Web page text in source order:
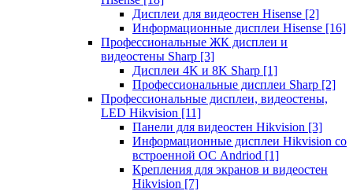
Дисплеи для видеостен Hisense [2]
Информационные дисплеи Hisense [16]
Профессиональные ЖК дисплеи и
видеостены Sharp [3]
Дисплеи 4K и 8K Sharp [1]
Профессиональные дисплеи Sharp [2]
Профессиональные дисплеи, видеостены,
LED Hikvision [11]
Панели для видеостен Hikvision [3]
Информационные дисплеи Hikvision со
встроенной ОС Andriod [1]
Крепления для экранов и видеостен
Hikvision [7]